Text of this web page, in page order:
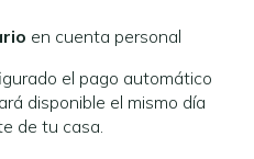
en cuenta personal
el pago automático
disponible el mismo día
de tu casa.